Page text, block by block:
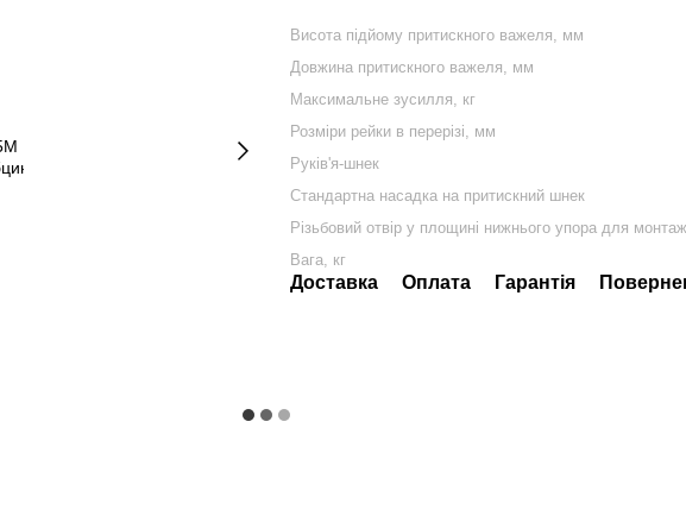
Висота підйому притискного важеля, мм
Довжина притискного важеля, мм
Максимальне зусилля, кг
Розміри рейки в перерізі, мм
Руків'я-шнек
Стандартна насадка на притискний шнек
Різьбовий отвір у площині нижнього упора для
Вага, кг
Доставка Оплата Гарантія